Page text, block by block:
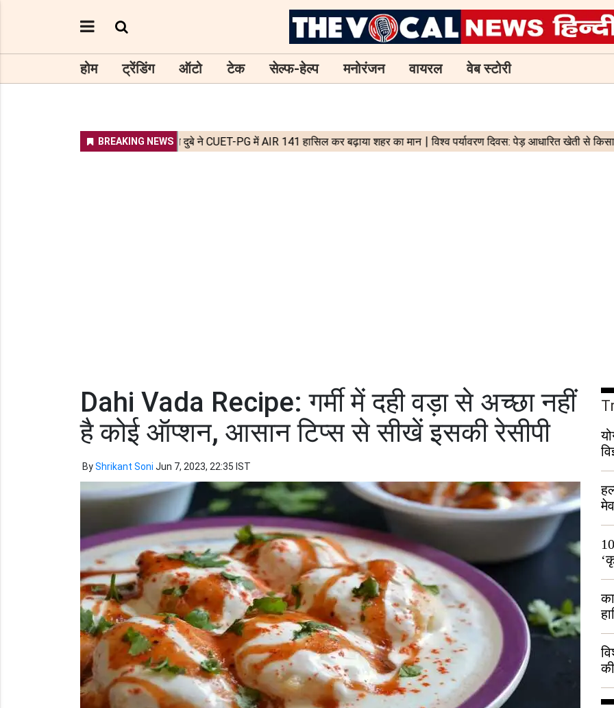
होम ट्रेंडिंग ऑटो टेक सेल्फ-हेल्प मनोरंजन वायरल वेब स्टोरी
Dahi Vada Recipe: गर्मी में दही वड़ा से अच्छा नहीं
है कोई ऑप्शन, आसान टिप्स से सीखें इसकी रेसीपी
ByShrikant Soni Jun 7, 2023, 22:35 IST
हुई